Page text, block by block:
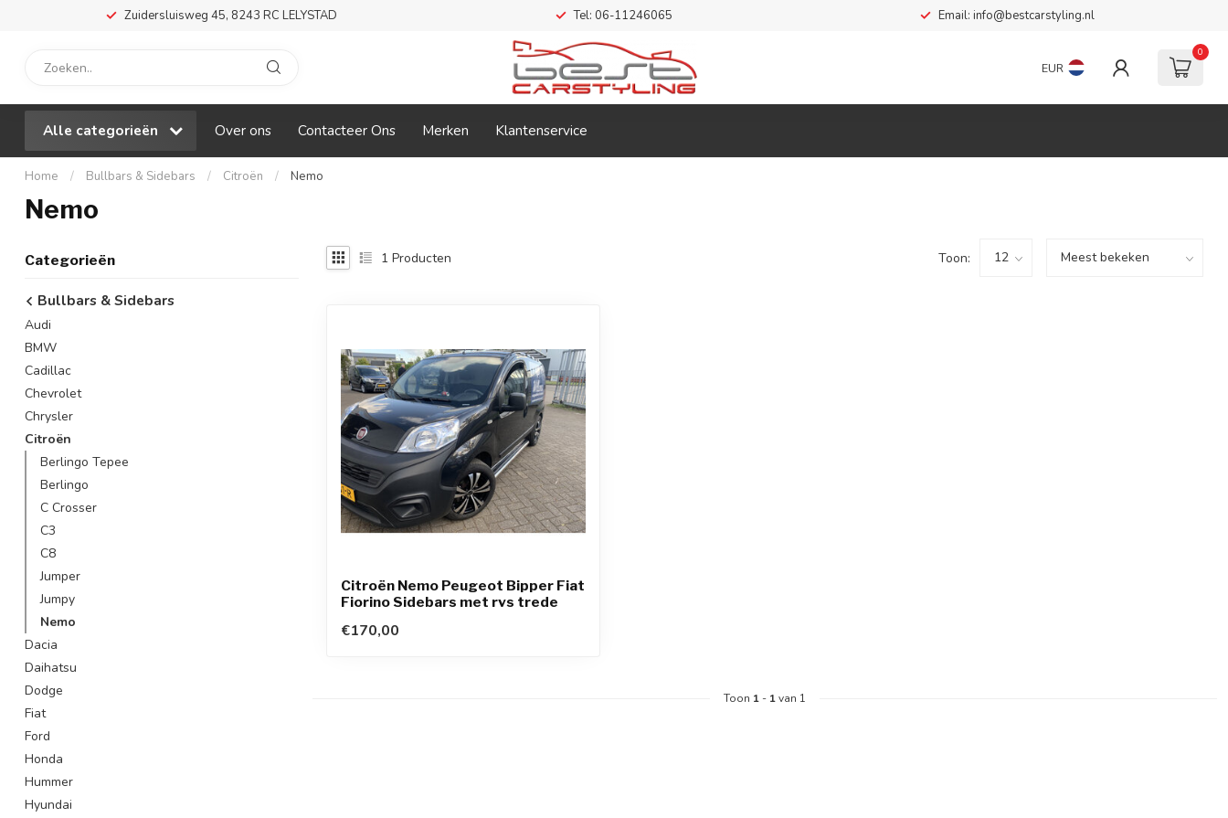
Zuidersluisweg 45, 8243 RC LELYSTAD Tel: 06-11246065 Email: info@bestcarstyling.nl
EUR
0
Alle categorieën Over ons Contacteer Ons Merken Klantenservice
Home / Bullbars & Sidebars / Citroën / Nemo
Nemo
Categorieën
Bullbars & Sidebars
Audi
BMW
Cadillac
Chevrolet
Chrysler
Citroën
Berlingo Tepee
Berlingo
C Crosser
C3
C8
Jumper
Jumpy
Nemo
Dacia
Daihatsu
Dodge
Fiat
Ford
Honda
Hummer
Hyundai
1 Producten Toon:
Citroën Nemo Peugeot Bipper Fiat
Fiorino Sidebars met rvs trede
€170,00
Toon 1 - 1van 1